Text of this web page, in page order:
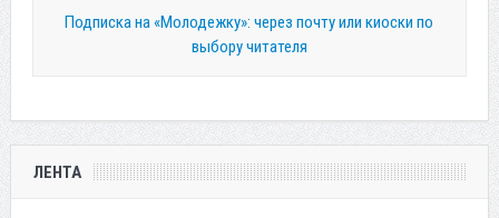
Подписка на «Молодежку»: через почту или киоски по
выбору читателя
ЛЕНТА